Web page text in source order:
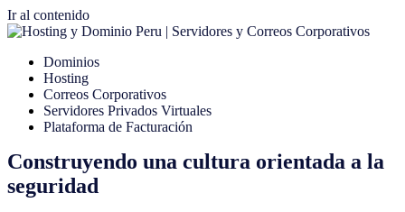
Ir al contenido
Dominios
Hosting
Correos Corporativos
Servidores Privados Virtuales
Plataforma de Facturación
Construyendo una cultura orientada a la
seguridad